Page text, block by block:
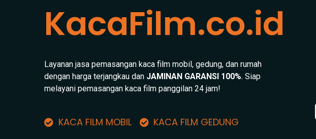
KacaFilm.co.id
Layanan jasa pemasangan kaca film mobil, gedung, dan rumah
dengan harga terjangkau dan JAMINAN GARANSI 100%. Siap
melayani pemasangan kaca film panggilan 24 jam!
KACA FILM MOBIL KACA FILM GEDUNG